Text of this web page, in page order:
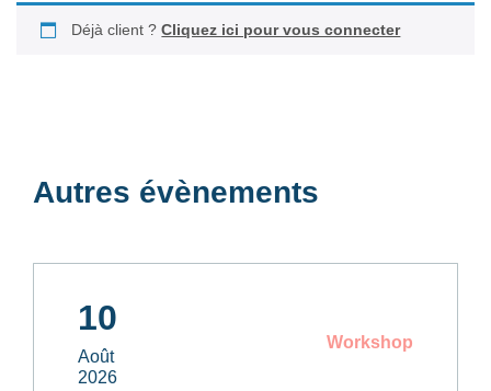
Déjà client ?Cliquez ici pour vous connecter
Autres évènements
10
Août
2026
Workshop